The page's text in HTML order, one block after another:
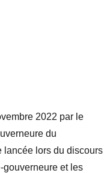
2022 par le
du
lancée lors du discours
gouverneure et les